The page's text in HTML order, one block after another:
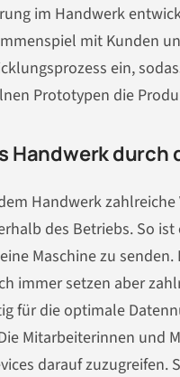
im Handwerk
mit Kunden
ein,
Prototypen die
Handwerk durch
Handwerk
des Betriebs. So
Maschine zu
immer setzen aber
für die optimale
Mitarbeiterinnen und
darauf